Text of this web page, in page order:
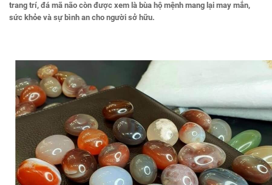
trang trí, đá mã não còn được xem là bùa hộ mệnh mang lại may mắn,
sức khỏe và sự bình an cho người sở hữu.